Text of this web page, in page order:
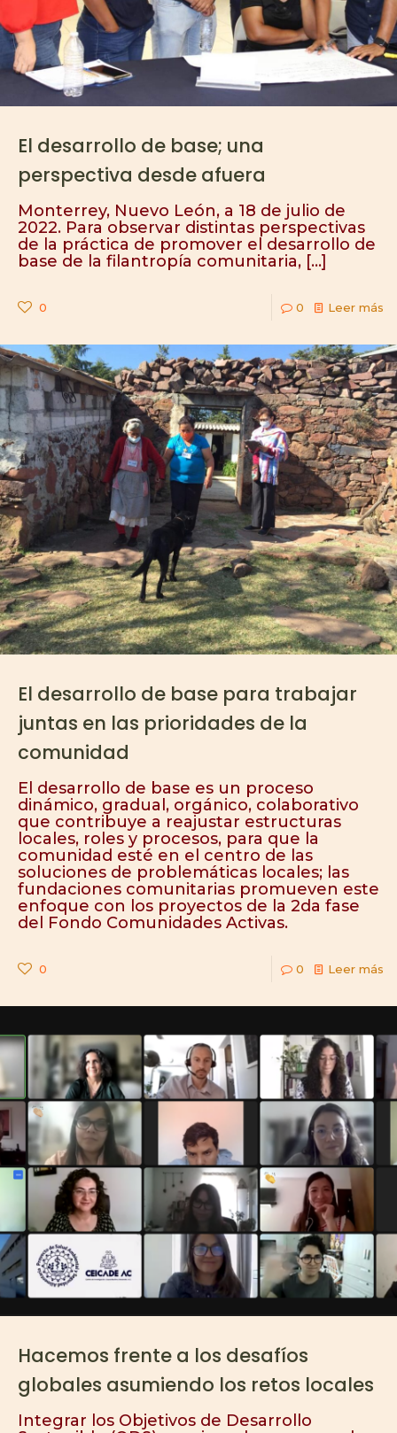
El desarrollo de base; una
perspectiva desde afuera
Monterrey, Nuevo León, a 18 de julio de
2022. Para observar distintas perspectivas
de la práctica de promover el desarrollo de
base de la filantropía comunitaria, […]
0 0 Leer más
El desarrollo de base para trabajar
juntas en las prioridades de la
comunidad
El desarrollo de base es un proceso
dinámico, gradual, orgánico, colaborativo
que contribuye a reajustar estructuras
locales, roles y procesos, para que la
comunidad esté en el centro de las
soluciones de problemáticas locales; las
fundaciones comunitarias promueven este
enfoque con los proyectos de la 2da fase
del Fondo Comunidades Activas.
0 0 Leer más
Hacemos frente a los desafíos
globales asumiendo los retos locales
Integrar los Objetivos de Desarrollo